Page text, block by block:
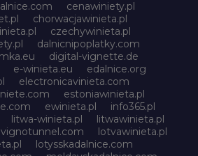
cenawiniety.pl
chorwacjawinieta.pl
czechywinieta.pl
dalnicnipoplatky.com
digital-vignette.de
e-winieta.eu
edalnice.org
electronicavinieta.com
estoniawinieta.pl
ewinieta.pl
info365.pl
litwa-winieta.pl
litwawinieta.pl
lotvawinieta.pl
lotysskadalnice.com